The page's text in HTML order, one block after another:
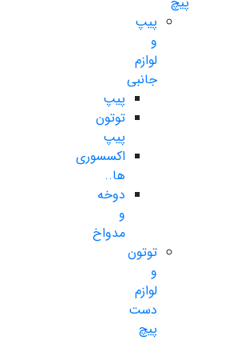
پیپ
و
لوازم
جانبی
پیپ
توتون
پیپ
اکسسوری
ها..
دوخه
و
مدواخ
توتون
و
لوازم
دست
پیچ